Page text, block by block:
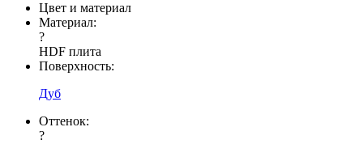
Цвет и материал
Материал:
?
HDF плита
Поверхность:
Дуб
Оттенок:
?